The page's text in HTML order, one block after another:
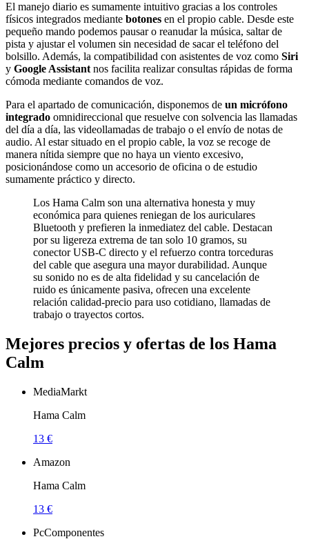
El manejo diario es sumamente intuitivo gracias a los controles
físicos integrados mediante botones en el propio cable. Desde este
pequeño mando podemos pausar o reanudar la música, saltar de
pista y ajustar el volumen sin necesidad de sacar el teléfono del
bolsillo. Además, la compatibilidad con asistentes de voz como Siri
y Google Assistant nos facilita realizar consultas rápidas de forma
cómoda mediante comandos de voz.
Para el apartado de comunicación, disponemos de un micrófono
integrado omnidireccional que resuelve con solvencia las llamadas
del día a día, las videollamadas de trabajo o el envío de notas de
audio. Al estar situado en el propio cable, la voz se recoge de
manera nítida siempre que no haya un viento excesivo,
posicionándose como un accesorio de oficina o de estudio
sumamente práctico y directo.
Los Hama Calm son una alternativa honesta y muy
económica para quienes reniegan de los auriculares
Bluetooth y prefieren la inmediatez del cable. Destacan
por su ligereza extrema de tan solo 10 gramos, su
conector USB-C directo y el refuerzo contra torceduras
del cable que asegura una mayor durabilidad. Aunque
su sonido no es de alta fidelidad y su cancelación de
ruido es únicamente pasiva, ofrecen una excelente
relación calidad-precio para uso cotidiano, llamadas de
trabajo o trayectos cortos.
Mejores precios y ofertas de los Hama
Calm
MediaMarkt
Hama Calm
13 €
Amazon
Hama Calm
13 €
PcComponentes